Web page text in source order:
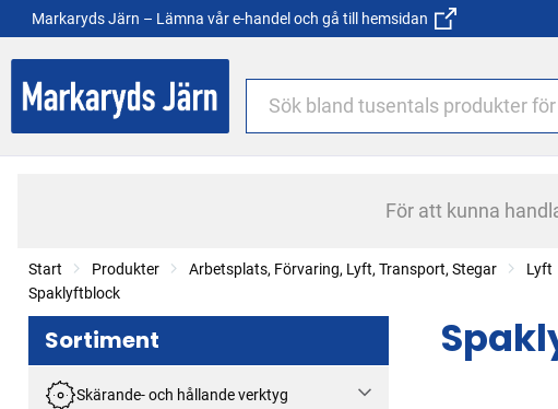
Markaryds Järn – Lämna vår e-handel och gå till hemsidan
För att kunna
Start Produkter Arbetsplats, Förvaring, Lyft, Transport, Stegar Lyft
Spaklyftblock
Sortiment
Skärande- och hållande verktyg